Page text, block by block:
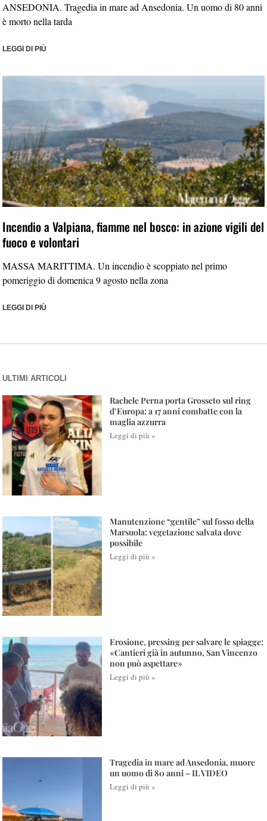
ANSEDONIA. Tragedia in mare ad Ansedonia. Un uomo di 80 anni
è morto nella tarda
LEGGI DI PIÙ
Incendio a Valpiana, fiamme nel bosco: in azione vigili del
fuoco e volontari
MASSA MARITTIMA. Un incendio è scoppiato nel primo
pomeriggio di domenica 9 agosto nella zona
LEGGI DI PIÙ
ULTIMI ARTICOLI
Rachele Perna porta Grosseto sul ring
d’Europa: a 17 anni combatte con la
maglia azzurra
Leggi di più »
Manutenzione “gentile” sul fosso della
Marsuola: vegetazione salvata dove
possibile
Leggi di più »
Erosione, pressing per salvare le spiagge:
«Cantieri già in autunno, San Vincenzo
non può aspettare»
Leggi di più »
Tragedia in mare ad Ansedonia, muore
un uomo di 80 anni – IL VIDEO
Leggi di più »